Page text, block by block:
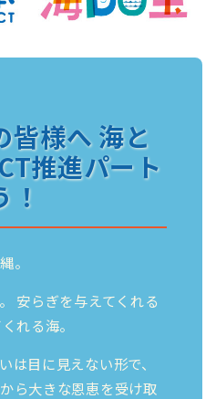
皆様へ 海と
推進パート
。
安らぎを与えてくれる
れる海。
は目に見えない形で、
ら大きな恩恵を受け取